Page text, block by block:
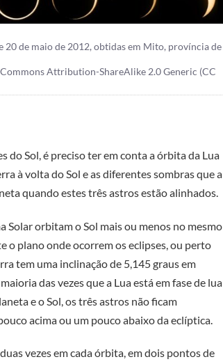
20 de maio de 2012, obtidas em Mito, província de
Attribution-ShareAlike 2.0 Generic (CC
do Sol, é preciso ter em conta a órbita da Lua
à volta do Sol e as diferentes sombras que a
quando estes três astros estão alinhados.
Solar orbitam o Sol mais ou menos no mesmo
o plano onde ocorrem os eclipses, ou perto
tem uma inclinação de 5,145 graus em
das vezes que a Lua está em fase de lua
e o Sol, os três astros não ficam
acima ou um pouco abaixo da eclíptica.
vezes em cada órbita, em dois pontos de